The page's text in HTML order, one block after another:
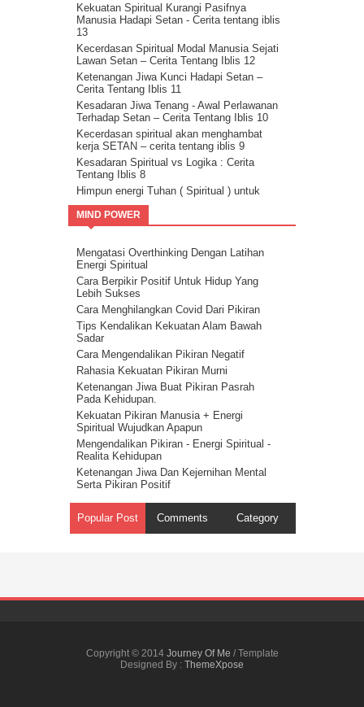
Kekuatan Spiritual Kurangi Pasifnya
Manusia Hadapi Setan - Cerita tentang iblis
13
Kecerdasan Spiritual Modal Manusia Sejati
Lawan Setan – Cerita Tentang Iblis 12
Ketenangan Jiwa Kunci Hadapi Setan –
Cerita Tentang Iblis 11
Kesadaran Jiwa Tenang - Awal Perlawanan
Terhadap Setan – Cerita Tentang Iblis 10
Kecerdasan spiritual akan menghambat
kerja SETAN – cerita tentang iblis 9
Kesadaran Spiritual vs Logika : Cerita
Tentang Iblis 8
Himpun energi Tuhan ( Spiritual ) untuk
kalahkan Setan – Cerita tentang iblis 7
Cara kalahkan setan dengan kristalisasi
Firman Tuhan – cerita tentang iblis 6
Guru Sejati Sadarkan Manusia Untuk
Melawan Iblis : Cerita Tentang Iblis 5
Cahaya Allah untuk melawan setan : cerita
tentang iblis 4
Ilmu Spiritual Untuk Melawan Iblis : Cerita
Tentang Iblis 3
Cerita Tentang Iblis 2 – Kecerdasan
Spiritual Adalah Musuh Iblis
Cerita Tentang Iblis Bagian 1
MIND POWER
Mengatasi Overthinking Dengan Latihan
Energi Spiritual
Cara Berpikir Positif Untuk Hidup Yang
Lebih Sukses
Cara Menghilangkan Covid Dari Pikiran
Tips Kendalikan Kekuatan Alam Bawah
Sadar
Cara Mengendalikan Pikiran Negatif
Rahasia Kekuatan Pikiran Murni
Ketenangan Jiwa Buat Pikiran Pasrah
Pada Kehidupan.
Kekuatan Pikiran Manusia + Energi
Spiritual Wujudkan Apapun
Mengendalikan Pikiran - Energi Spiritual -
Realita Kehidupan
Ketenangan Jiwa Dan Kejernihan Mental
Serta Pikiran Positif
Energi Spiritual Mengendalikan Pikiran Dari
Masalah
Kekuatan Pikiran Manusia - Hukum
Kekuatan Pikiran Manusia - Harapan Dan
Kenyataan 12
Popular Post Comments Category
Copyright © 2014 Journey Of Me / Template
Designed By : ThemeXpose